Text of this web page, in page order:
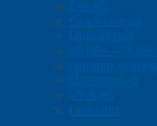
Sàn gỗ
Cầu thang gỗ
Giường ngủ
Kệ bếp – Tủ bếp
Nội thất trang trí
Ốp tường gỗ
Vách gỗ
Cửa kính